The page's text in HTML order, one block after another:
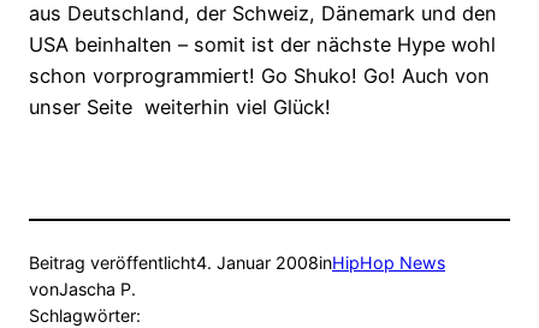
aus Deutschland, der Schweiz, Dänemark und den
USA beinhalten – somit ist der nächste Hype wohl
schon vorprogrammiert! Go Shuko! Go! Auch von
unser Seite weiterhin viel Glück!
Beitrag veröffentlicht4. Januar 2008inHipHop News
vonJascha P.
Schlagwörter: